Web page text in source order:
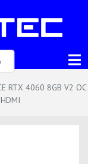
RTX 4060 8GB V2 OC